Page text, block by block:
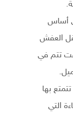
أساس
العفش
تتم في
بها
التي